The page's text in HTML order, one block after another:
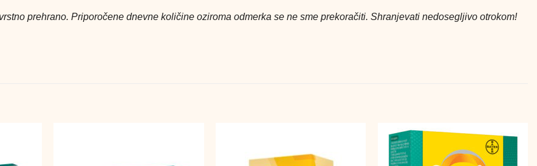
prehrano. Priporočene dnevne količine oziroma odmerka se ne sme prekoračiti. Shranjevati nedosegljivo otrokom!